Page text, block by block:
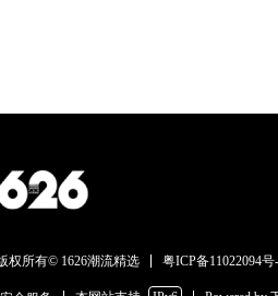
权所有© 1626潮流精选 粤ICP备11022094号